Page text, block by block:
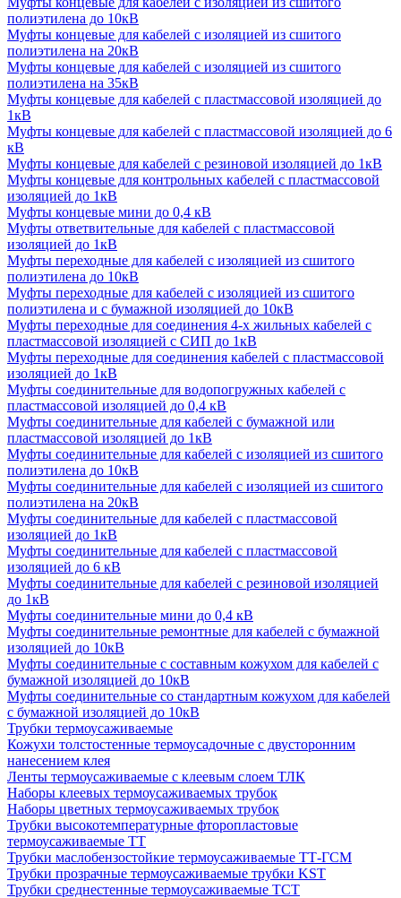
полиэтилена до 10кВ
Муфты концевые для кабелей с изоляцией из сшитого
полиэтилена на 20кВ
Муфты концевые для кабелей с изоляцией из сшитого
полиэтилена на 35кВ
Муфты концевые для кабелей с пластмассовой изоляцией до
1кВ
Муфты концевые для кабелей с пластмассовой изоляцией до 6
кВ
Муфты концевые для кабелей с резиновой изоляцией до 1кВ
Муфты концевые для контрольных кабелей с пластмассовой
изоляцией до 1кВ
Муфты концевые мини до 0,4 кВ
Муфты ответвительные для кабелей с пластмассовой
изоляцией до 1кВ
Муфты переходные для кабелей с изоляцией из сшитого
полиэтилена до 10кВ
Муфты переходные для кабелей с изоляцией из сшитого
полиэтилена и с бумажной изоляцией до 10кВ
Муфты переходные для соединения 4-х жильных кабелей с
пластмассовой изоляцией с СИП до 1кВ
Муфты переходные для соединения кабелей с пластмассовой
изоляцией до 1кВ
Муфты соединительные для водопогружных кабелей с
пластмассовой изоляцией до 0,4 кВ
Муфты соединительные для кабелей с бумажной или
пластмассовой изоляцией до 1кВ
Муфты соединительные для кабелей с изоляцией из сшитого
полиэтилена до 10кВ
Муфты соединительные для кабелей с изоляцией из сшитого
полиэтилена на 20кВ
Муфты соединительные для кабелей с пластмассовой
изоляцией до 1кВ
Муфты соединительные для кабелей с пластмассовой
изоляцией до 6 кВ
Муфты соединительные для кабелей с резиновой изоляцией
до 1кВ
Муфты соединительные мини до 0,4 кВ
Муфты соединительные ремонтные для кабелей с бумажной
изоляцией до 10кВ
Муфты соединительные с составным кожухом для кабелей с
бумажной изоляцией до 10кВ
Муфты соединительные со стандартным кожухом для кабелей
с бумажной изоляцией до 10кВ
Трубки термоусаживаемые
Кожухи толстостенные термоусадочные с двусторонним
нанесением клея
Ленты термоусаживаемые с клеевым слоем ТЛК
Наборы клеевых термоусаживаемых трубок
Наборы цветных термоусаживаемых трубок
Трубки высокотемпературные фторопластовые
термоусаживаемые ТТ
Трубки маслобензостойкие термоусаживаемые ТТ-ГСМ
Трубки прозрачные термоусаживаемые трубки KST
Трубки среднестенные термоусаживаемые ТСТ